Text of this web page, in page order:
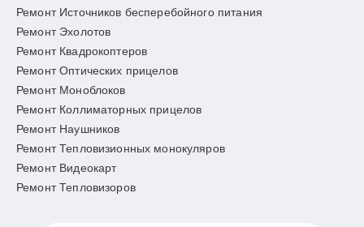
Ремонт Источников бесперебойного питания
Ремонт Эхолотов
Ремонт Квадрокоптеров
Ремонт Оптических прицелов
Ремонт Моноблоков
Ремонт Коллиматорных прицелов
Ремонт Наушников
Ремонт Тепловизионных монокуляров
Ремонт Видеокарт
Ремонт Тепловизоров